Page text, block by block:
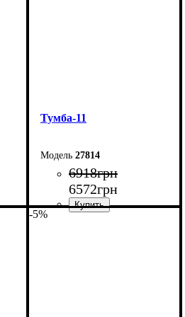
Тумба-11
27814
6918грн
6572грн
-5%